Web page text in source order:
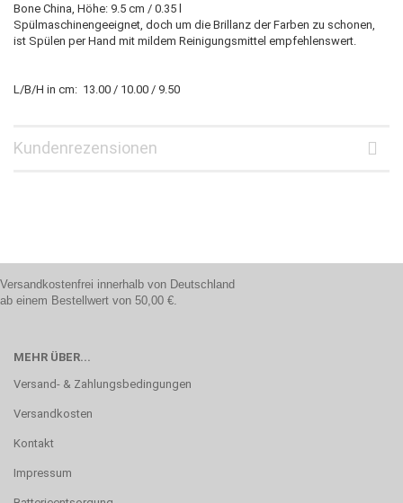
Bone China, Höhe: 9.5 cm / 0.35 l
Spülmaschinengeeignet, doch um die Brillanz der Farben zu schonen,
ist Spülen per Hand mit mildem Reinigungsmittel empfehlenswert.
L/B/H in cm: 13.00 / 10.00 / 9.50
Kundenrezensionen
Versandkostenfrei innerhalb von Deutschland
ab einem Bestellwert von 50,00 €.
MEHR ÜBER...
Versand- & Zahlungsbedingungen
Versandkosten
Kontakt
Impressum